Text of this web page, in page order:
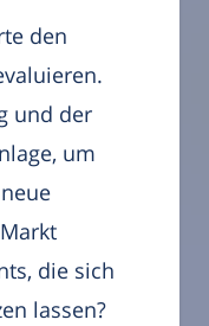
den
und der
um
die sich
lassen?